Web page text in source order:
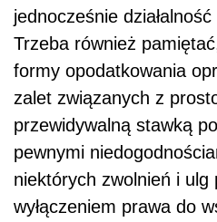
jednocześnie
Trzeba również
formy opodatkowania
zalet związanych z
przewidywalną stawką
pewnymi
niektórych zwolnień i ulg
wyłączeniem prawa do